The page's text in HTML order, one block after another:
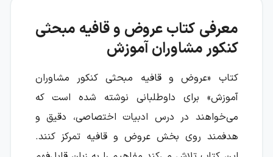
معرفی کتاب عروض و قافیه مبحثی
کنکور مشاوران آموزش
کتاب «عروض و قافیه مبحثی کنکور مشاوران
آموزش» برای داوطلبانی نوشته شده است که
می‌خواهند در درس ادبیات اختصاصی، دقیق و
هدفمند روی بخش عروض و قافیه تمرکز کنند.